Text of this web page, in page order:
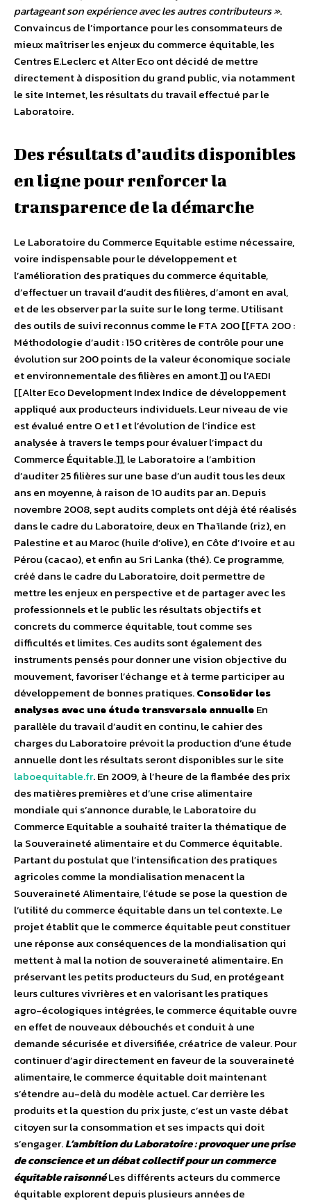
partageant son expérience avec les autres contributeurs ».
Convaincus de l’importance pour les consommateurs de
mieux maîtriser les enjeux du commerce équitable, les
Centres E.Leclerc et Alter Eco ont décidé de mettre
directement à disposition du grand public, via notamment
le site Internet, les résultats du travail effectué par le
Laboratoire.
Des résultats d’audits disponibles
en ligne pour renforcer la
transparence de la démarche
Le Laboratoire du Commerce Equitable estime nécessaire,
voire indispensable pour le développement et
l’amélioration des pratiques du commerce équitable,
d’effectuer un travail d’audit des filières, d’amont en aval,
et de les observer par la suite sur le long terme. Utilisant
des outils de suivi reconnus comme le FTA 200 [[FTA 200 :
Méthodologie d’audit : 150 critères de contrôle pour une
évolution sur 200 points de la valeur économique sociale
et environnementale des filières en amont.]] ou l’AEDI
[[Alter Eco Development Index Indice de développement
appliqué aux producteurs individuels. Leur niveau de vie
est évalué entre 0 et 1 et l’évolution de l’indice est
analysée à travers le temps pour évaluer l’impact du
Commerce Équitable.]], le Laboratoire a l’ambition
d’auditer 25 filières sur une base d’un audit tous les deux
ans en moyenne, à raison de 10 audits par an. Depuis
novembre 2008, sept audits complets ont déjà été réalisés
dans le cadre du Laboratoire, deux en Thaïlande (riz), en
Palestine et au Maroc (huile d’olive), en Côte d’Ivoire et au
Pérou (cacao), et enfin au Sri Lanka (thé). Ce programme,
créé dans le cadre du Laboratoire, doit permettre de
mettre les enjeux en perspective et de partager avec les
professionnels et le public les résultats objectifs et
concrets du commerce équitable, tout comme ses
difficultés et limites. Ces audits sont également des
instruments pensés pour donner une vision objective du
mouvement, favoriser l’échange et à terme participer au
développement de bonnes pratiques.Consolider les
analyses avec une étude transversale annuelleEn
parallèle du travail d’audit en continu, le cahier des
charges du Laboratoire prévoit la production d’une étude
annuelle dont les résultats seront disponibles sur le site
laboequitable.fr. En 2009, à l’heure de la flambée des prix
des matières premières et d’une crise alimentaire
mondiale qui s’annonce durable, le Laboratoire du
Commerce Equitable a souhaité traiter la thématique de
la Souveraineté alimentaire et du Commerce équitable.
Partant du postulat que l’intensification des pratiques
agricoles comme la mondialisation menacent la
Souveraineté Alimentaire, l’étude se pose la question de
l’utilité du commerce équitable dans un tel contexte. Le
projet établit que le commerce équitable peut constituer
une réponse aux conséquences de la mondialisation qui
mettent à mal la notion de souveraineté alimentaire. En
préservant les petits producteurs du Sud, en protégeant
leurs cultures vivrières et en valorisant les pratiques
agro-écologiques intégrées, le commerce équitable ouvre
en effet de nouveaux débouchés et conduit à une
demande sécurisée et diversifiée, créatrice de valeur. Pour
continuer d’agir directement en faveur de la souveraineté
alimentaire, le commerce équitable doit maintenant
s’étendre au-delà du modèle actuel. Car derrière les
produits et la question du prix juste, c’est un vaste débat
citoyen sur la consommation et ses impacts qui doit
s’engager.L’ambition du Laboratoire : provoquer une prise
de conscience et un débat collectif pour un commerce
équitable raisonnéLes différents acteurs du commerce
équitable explorent depuis plusieurs années de